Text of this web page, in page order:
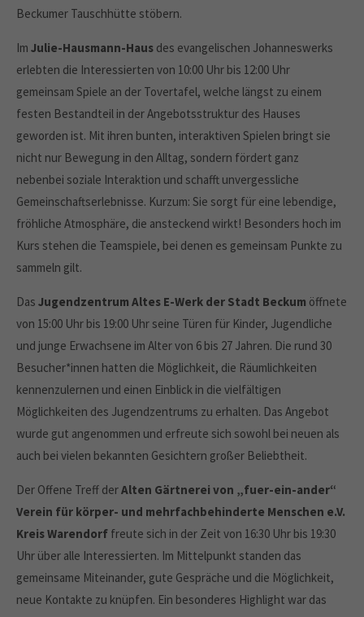
Beckumer Tauschhütte stöbern.
Im Julie-Hausmann-Haus des evangelischen Johanneswerks
erlebten die Interessierten von 10:00 Uhr bis 12:00 Uhr
gemeinsam Spiele an der Tovertafel, welche längst zu einem
festen Bestandteil in der Angebotsstruktur des Hauses
geworden ist. Mit ihren bunten, interaktiven Spielen bringt sie
nicht nur Bewegung in den Alltag, sondern fördert ganz
nebenbei soziale Interaktion und schafft unvergessliche
Gemeinschaftserlebnisse. Kurzum: Sie sorgt für eine lebendige,
fröhliche Atmosphäre, die ansteckend wirkt! Besonders hoch im
Kurs stehen die Teamspiele, bei denen es gemeinsam Punkte zu
sammeln gilt.
Das Jugendzentrum Altes E-Werk der Stadt Beckum öffnete
von 15:00 Uhr bis 19:00 Uhr seine Türen für Kinder, Jugendliche
und junge Erwachsene im Alter von 6 bis 27 Jahren. Die rund 30
Besucher*innen hatten die Möglichkeit, die Räumlichkeiten
kennenzulernen und einen Einblick in die vielfältigen
Möglichkeiten des Jugendzentrums zu erhalten. Das Angebot
wurde gut angenommen und erfreute sich sowohl bei neuen als
auch bei vielen bekannten Gesichtern großer Beliebtheit.
Der Offene Treff derAlten Gärtnerei von „fuer-ein-ander“
Verein für körper- und mehrfachbehinderte Menschen e.V.
Kreis Warendorf freute sich in der Zeit von 16:30 Uhr bis 19:30
Uhr über alle Interessierten. Im Mittelpunkt standen das
gemeinsame Miteinander, gute Gespräche und die Möglichkeit,
neue Kontakte zu knüpfen. Ein besonderes Highlight war das